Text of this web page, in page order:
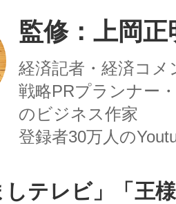
監修：上岡正
経済記者・経済コメ
戦略PRプランナー
のビジネス作家
登録者30万人の
しテレビ」「王